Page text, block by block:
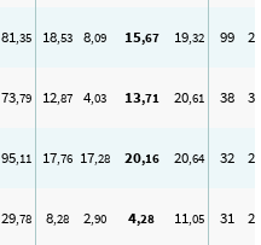
81,35 18,53 8,09 15,67 19,32 99 22
73,79 12,87 4,03 13,71 20,61 38 30
95,11 17,76 17,28 20,16 20,64 32 21
29,78 8,28 2,90 4,28 11,05 31 21